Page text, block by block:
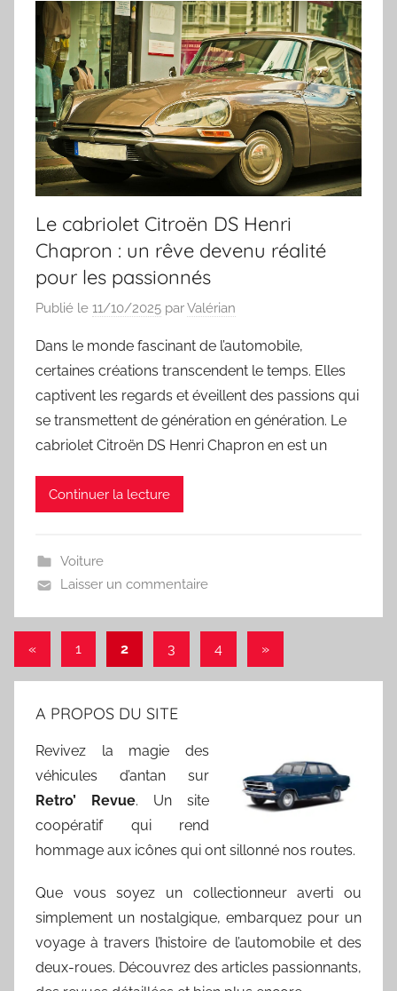
Le cabriolet Citroën DS Henri
Chapron : un rêve devenu réalité
pour les passionnés
Publié le 11/10/2025 parValérian
Dans le monde fascinant de l’automobile,
certaines créations transcendent le temps. Elles
captivent les regards et éveillent des passions qui
se transmettent de génération en génération. Le
cabriolet Citroën DS Henri Chapron en est un
Continuer la lecture
Voiture
Laisser un commentaire
Pagination
des
« Publications
1 2 3 4
Articles
»
A PROPOS DU SITE
Revivez la magie des
véhicules d’antan sur
Retro’ Revue. Un site
coopératif qui rend
hommage aux icônes qui ont sillonné nos routes.
Que vous soyez un collectionneur averti ou
simplement un nostalgique, embarquez pour un
voyage à travers l’histoire de l’automobile et des
deux-roues. Découvrez des articles passionnants,